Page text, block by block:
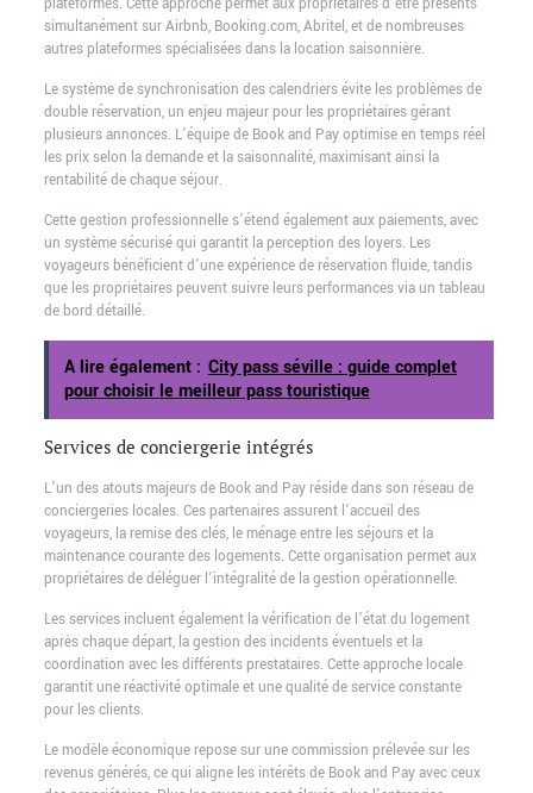
plateformes. Cette approche permet aux propriétaires d’être présents
simultanément sur Airbnb, Booking.com, Abritel, et de nombreuses
autres plateformes spécialisées dans la location saisonnière.
Le système de synchronisation des calendriers évite les problèmes de
double réservation, un enjeu majeur pour les propriétaires gérant
plusieurs annonces. L’équipe de Book and Pay optimise en temps réel
les prix selon la demande et la saisonnalité, maximisant ainsi la
rentabilité de chaque séjour.
Cette gestion professionnelle s’étend également aux paiements, avec
un système sécurisé qui garantit la perception des loyers. Les
voyageurs bénéficient d’une expérience de réservation fluide, tandis
que les propriétaires peuvent suivre leurs performances via un tableau
de bord détaillé.
A lire également : City pass séville : guide complet
pour choisir le meilleur pass touristique
Services de conciergerie intégrés
L’un des atouts majeurs de Book and Pay réside dans son réseau de
conciergeries locales. Ces partenaires assurent l’accueil des
voyageurs, la remise des clés, le ménage entre les séjours et la
maintenance courante des logements. Cette organisation permet aux
propriétaires de déléguer l’intégralité de la gestion opérationnelle.
Les services incluent également la vérification de l’état du logement
après chaque départ, la gestion des incidents éventuels et la
coordination avec les différents prestataires. Cette approche locale
garantit une réactivité optimale et une qualité de service constante
pour les clients.
Le modèle économique repose sur une commission prélevée sur les
revenus générés, ce qui aligne les intérêts de Book and Pay avec ceux